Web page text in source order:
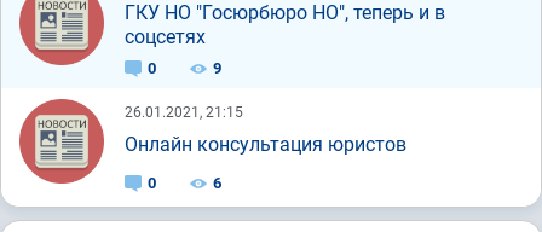
ГКУ НО "Госюрбюро НО", теперь и в
соцсетях
0 9
26.01.2021, 21:15
Онлайн консультация юристов
0 6